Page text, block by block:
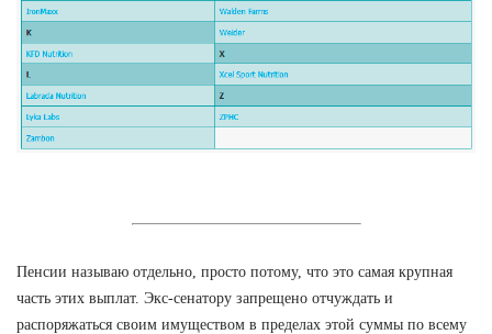
Пенсии называю отдельно, просто потому, что это самая крупная
часть этих выплат. Экс-сенатору запрещено отчуждать и
распоряжаться своим имуществом в пределах этой суммы по всему